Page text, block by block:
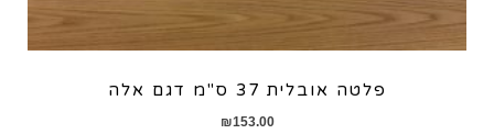
פלטה אובלית 37 ס"מ דגם אלה
₪153.00